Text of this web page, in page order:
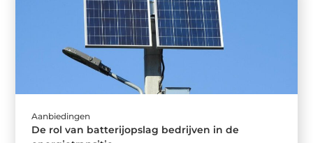
Aanbiedingen
De rol van batterijopslag bedrijven in de